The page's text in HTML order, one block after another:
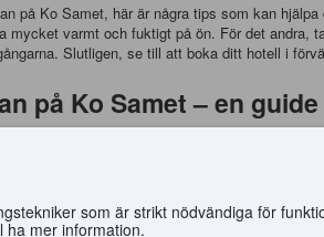
som är strikt nödvändiga för
ha mer information.
på Ko Samet, här är några tips som kan
mycket varmt och fuktigt på ön. För det
Slutligen, se till att boka ditt hotell i
på Ko Samet – en
Thian på Ko Samet – en